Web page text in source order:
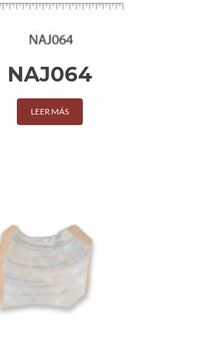
NAJ064
LEER MÁS